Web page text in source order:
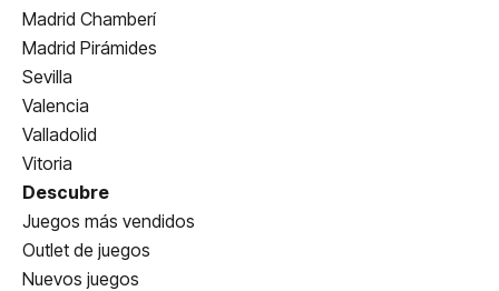
Madrid Chamberí
Madrid Pirámides
Sevilla
Valencia
Valladolid
Vitoria
Descubre
Juegos más vendidos
Outlet de juegos
Nuevos juegos